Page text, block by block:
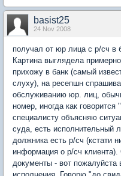
basist25
24 Nov 2008
получал от юр лица с р/сч в
Картина выглядела
прихожу в банк (самый
слуху), на ресепшн
обслуживанию юр. лиц,
номер, иногда как
специалисту объясняю
суда, есть исполнительный
должника есть р/сч (кстати
информация о р/сч
документы - вот